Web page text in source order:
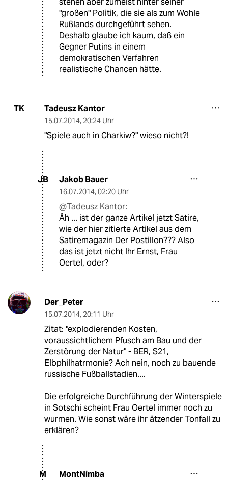
"großen" Politik, die sie als zum Wohle
Rußlands durchgeführt sehen.
Deshalb glaube ich kaum, daß ein
Gegner Putins in einem
demokratischen Verfahren
realistische Chancen hätte.
TK Tadeusz Kantor
15.07.2014, 20:24 Uhr
"Spiele auch in Charkiw?" wieso nicht?!
JB Jakob Bauer
16.07.2014, 02:20 Uhr
@Tadeusz Kantor:
Äh ... ist der ganze Artikel jetzt Satire,
wie der hier zitierte Artikel aus dem
Satiremagazin Der Postillon??? Also
das ist jetzt nicht Ihr Ernst, Frau
Oertel, oder?
Der_Peter
15.07.2014, 20:11 Uhr
Zitat: "explodierenden Kosten,
voraussichtlichem Pfusch am Bau und der
Zerstörung der Natur" - BER, S21,
Elbphilhatrmonie? Ach nein, noch zu bauende
russische Fußballstadien....
Die erfolgreiche Durchführung der Winterspiele
in Sotschi scheint Frau Oertel immer noch zu
wurmen. Wie sonst wäre ihr ätzender Tonfall zu
erklären?
M MontNimba